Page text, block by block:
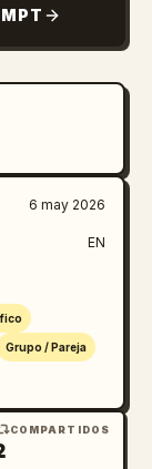
azul,
7
un
un
que
prohibido
con
cuadrado
de baja
de viaje
6 may 2026
EN
Grupo / Pareja
COMPARTIDOS